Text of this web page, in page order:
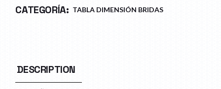
CATEGORÍA: TABLA DIMENSIÓN BRIDAS
DESCRIPTION